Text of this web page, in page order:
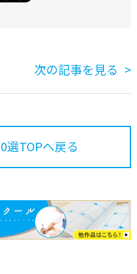
次の記事を見る
選TOPへ戻る